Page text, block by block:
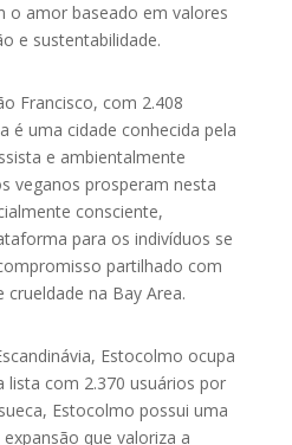
o amor baseado em valores
e sustentabilidade.
Francisco, com 2.408
é uma cidade conhecida pela
e ambientalmente
veganos prosperam nesta
consciente,
para os indivíduos se
partilhado com
na Bay Area.
Estocolmo ocupa
lista com 2.370 usuários por
Estocolmo possui uma
que valoriza a